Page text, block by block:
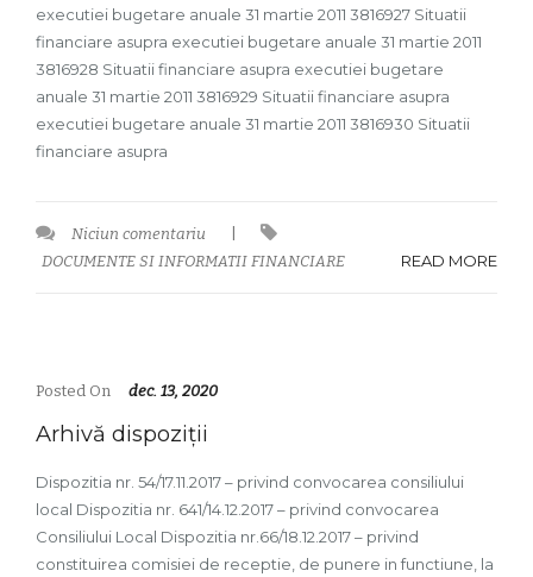
executiei bugetare anuale 31 martie 2011 3816927 Situatii
financiare asupra executiei bugetare anuale 31 martie 2011
3816928 Situatii financiare asupra executiei bugetare
anuale 31 martie 2011 3816929 Situatii financiare asupra
executiei bugetare anuale 31 martie 2011 3816930 Situatii
financiare asupra
Niciun comentariu
DOCUMENTE SI INFORMATII FINANCIARE
READ MORE
Posted On dec. 13, 2020
Arhivă dispoziții
Dispozitia nr. 54/17.11.2017 – privind convocarea consiliului
local Dispozitia nr. 641/14.12.2017 – privind convocarea
Consiliului Local Dispozitia nr.66/18.12.2017 – privind
constituirea comisiei de receptie, de punere in functiune, la